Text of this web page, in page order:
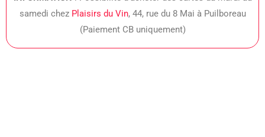
samedi chez Plaisirs du Vin, 44, rue du 8 Mai à Puilboreau
(Paiement CB uniquement)